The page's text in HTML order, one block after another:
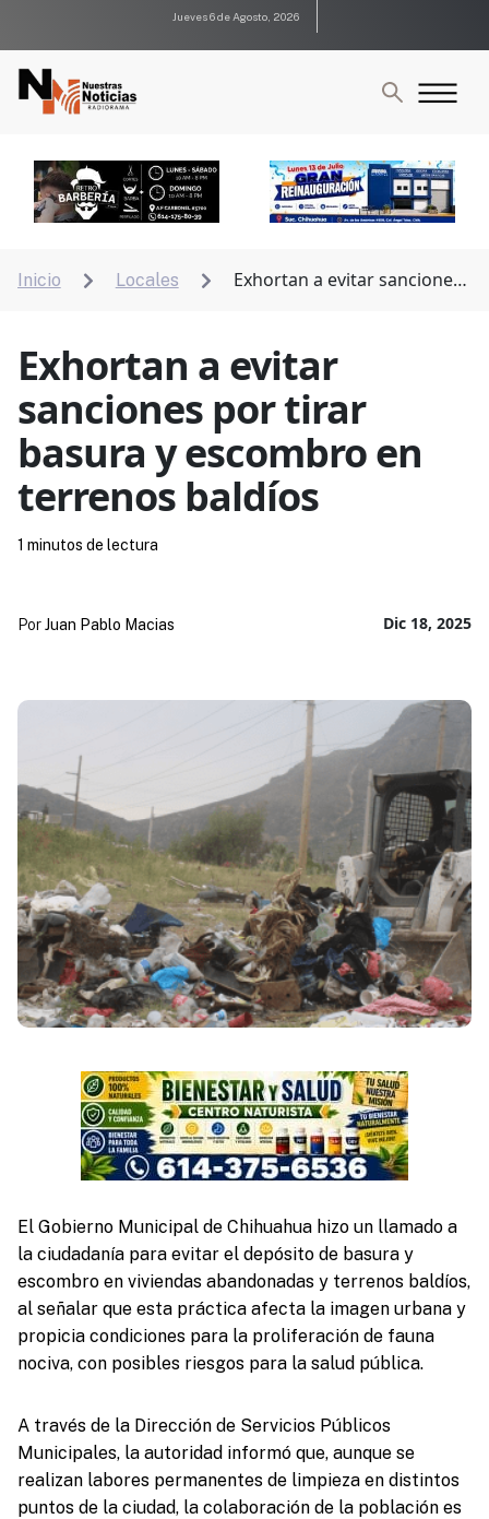
Jueves 6 de Agosto, 2026
Inicio  Locales 
Exhortan a evitar sanciones
Exhortan a evitar
sanciones por tirar
basura y escombro en
terrenos baldíos
Dic 18, 2025
PorJuan Pablo Macias
1 minutos de lectura
El Gobierno Municipal de Chihuahua hizo un llamado a
la ciudadanía para evitar el depósito de basura y
escombro en viviendas abandonadas y terrenos baldíos,
al señalar que esta práctica afecta la imagen urbana y
propicia condiciones para la proliferación de fauna
nociva, con posibles riesgos para la salud pública.
A través de la Dirección de Servicios Públicos
Municipales, la autoridad informó que, aunque se
realizan labores permanentes de limpieza en distintos
puntos de la ciudad, la colaboración de la población es